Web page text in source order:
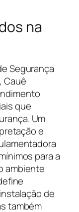
na
Segurança
Cauê
que
Um
e
para a
ambiente
de
também